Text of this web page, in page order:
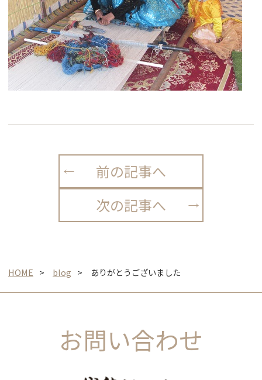
前の記事へ
次の記事へ
HOME blog ありがとうございました
お問い合わせ